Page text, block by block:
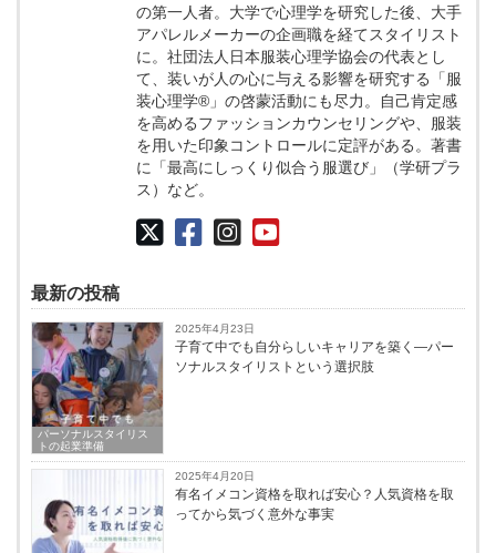
の第⼀人者。大学で心理学を研究した後、大手
アパレルメーカーの企画職を経てスタイリスト
に。社団法人日本服装心理学協会の代表とし
て、装いが人の心に与える影響を研究する「服
装心理学®」の啓蒙活動にも尽力。自己肯定感
を高めるファッションカウンセリングや、服装
を用いた印象コントロールに定評がある。著書
に「最高にしっくり似合う服選び」（学研プラ
ス）など。
最新の投稿
パーソナルスタイリス
トの起業準備
2025年4月23日
子育て中でも自分らしいキャリアを築く―パー
ソナルスタイリストという選択肢
2025年4月20日
有名イメコン資格を取れば安心？人気資格を取
ってから気づく意外な事実